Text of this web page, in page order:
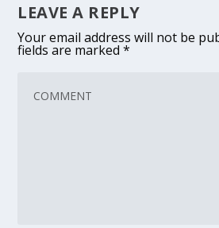
LEAVE A REPLY
Your email address will not be
fields are marked*